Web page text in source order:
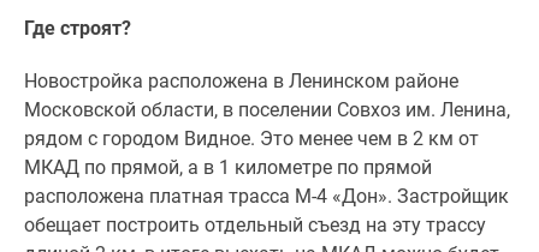
Где строят?
Новостройка расположена в Ленинском районе
Московской области, в поселении Совхоз им. Ленина,
рядом с городом Видное. Это менее чем в 2 км от
МКАД по прямой, а в 1 километре по прямой
расположена платная трасса М-4 «Дон». Застройщик
обещает построить отдельный съезд на эту трассу